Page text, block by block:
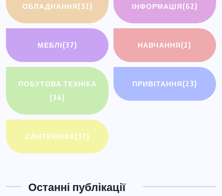
ОБЛАДНАННЯ(32)
ІНФОРМАЦІЯ(62)
МЕБЛІ(37) НАВЧАННЯ(2)
ПОБУТОВА ТЕХНІКА
(34)
ПРИВІТАННЯ(23)
САНТЕХНІКА(37)
Останні публікації